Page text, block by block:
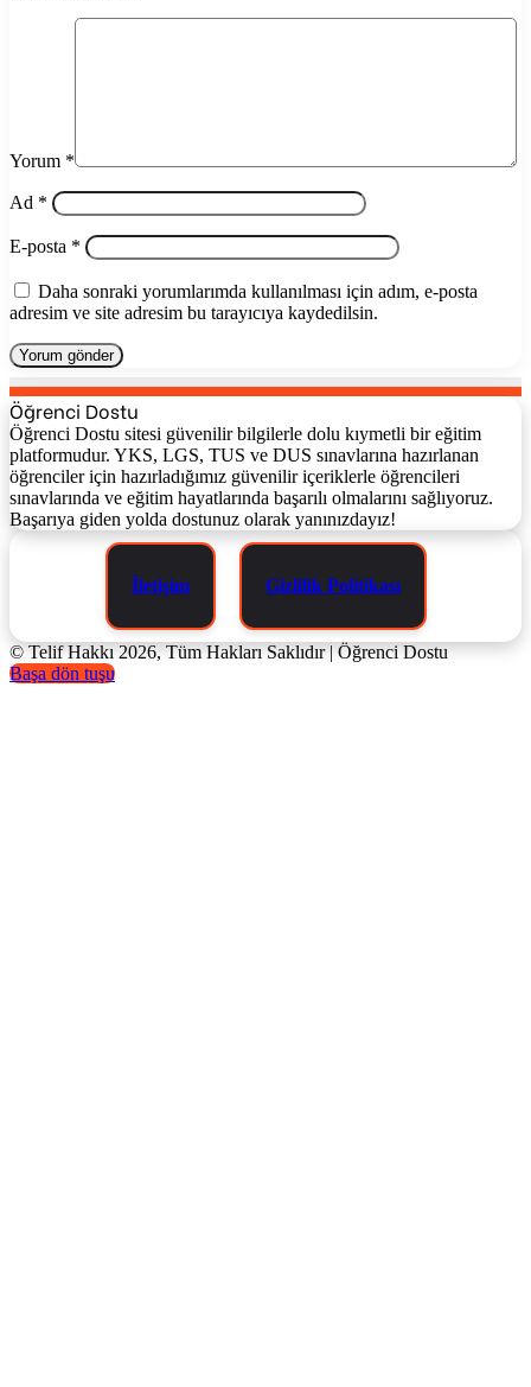
Yorum *
Ad *
E-posta *
Daha sonraki yorumlarımda kullanılması için adım, e-posta
adresim ve site adresim bu tarayıcıya kaydedilsin.
Öğrenci Dostu
Öğrenci Dostu sitesi güvenilir bilgilerle dolu kıymetli bir eğitim
platformudur. YKS, LGS, TUS ve DUS sınavlarına hazırlanan
öğrenciler için hazırladığımız güvenilir içeriklerle öğrencileri
sınavlarında ve eğitim hayatlarında başarılı olmalarını sağlıyoruz.
Başarıya giden yolda dostunuz olarak yanınızdayız!
İletişim Gizlilik Politikası
© Telif Hakkı 2026, Tüm Hakları Saklıdır | Öğrenci Dostu
Başa dön tuşu